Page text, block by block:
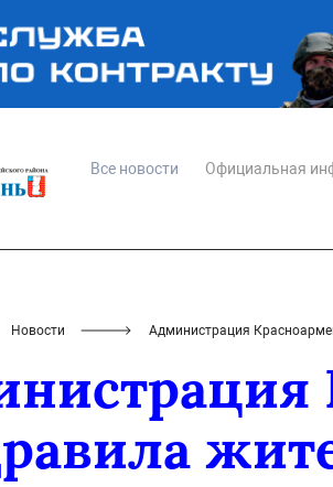
Все новости Официальная
Новости Администрация